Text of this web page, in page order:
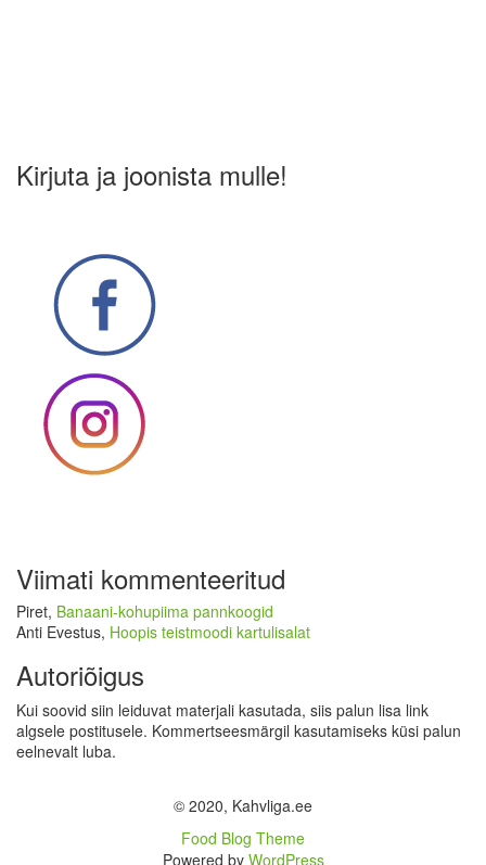
Kirjuta ja joonista mulle!
Viimati kommenteeritud
Piret, Banaani-kohupiima pannkoogid
Anti Evestus, Hoopis teistmoodi kartulisalat
Autoriõigus
Kui soovid siin leiduvat materjali kasutada, siis palun lisa link
algsele postitusele. Kommertseesmärgil kasutamiseks küsi palun
eelnevalt luba.
© 2020, Kahvliga.ee
Food Blog Theme
Powered by WordPress